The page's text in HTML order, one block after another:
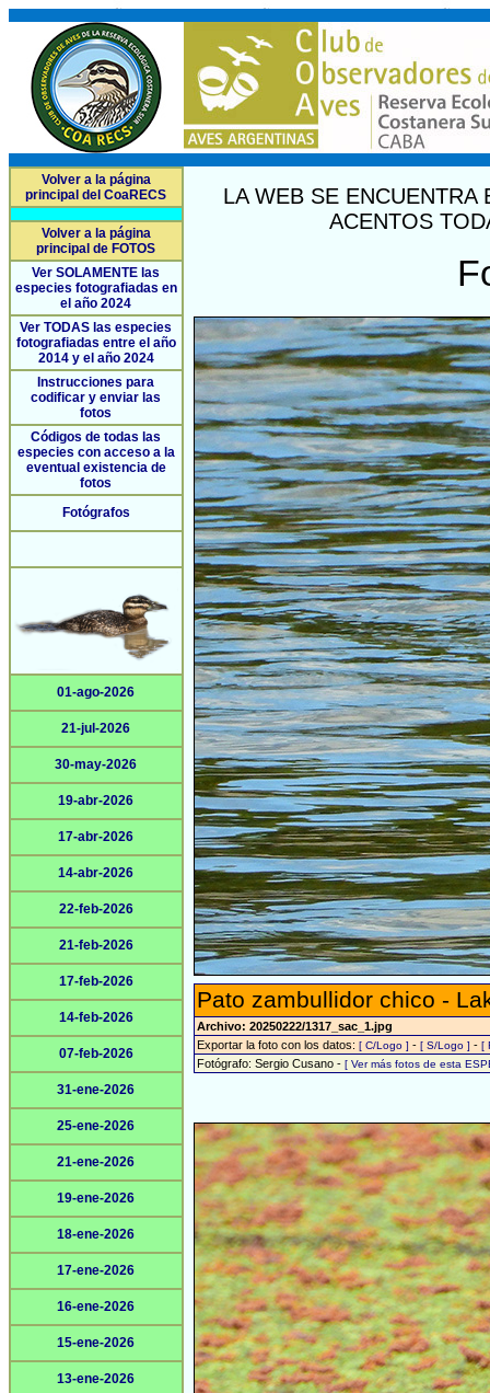
Volver a la página
principal del CoaRECS
Volver a la página
principal de FOTOS
Ver SOLAMENTE las
especies fotografiadas en
el año 2024
Ver TODAS las especies
fotografiadas entre el año
2014 y el año 2024
Instrucciones para
codificar y enviar las
fotos
Códigos de todas las
especies con acceso a la
eventual existencia de
fotos
Fotógrafos
01-ago-2026
21-jul-2026
30-may-2026
19-abr-2026
17-abr-2026
14-abr-2026
22-feb-2026
21-feb-2026
17-feb-2026
14-feb-2026
07-feb-2026
31-ene-2026
25-ene-2026
21-ene-2026
19-ene-2026
18-ene-2026
17-ene-2026
16-ene-2026
15-ene-2026
13-ene-2026
LA WEB SE
ACENTOS
Pato zambullidor chico -
Archivo: 20250222/1317_sac_1.jpg
Exportar la foto con los datos: [ C/Logo ] - [ S/Logo ] - [
Fotógrafo: Sergio Cusano - [ Ver más fotos de esta